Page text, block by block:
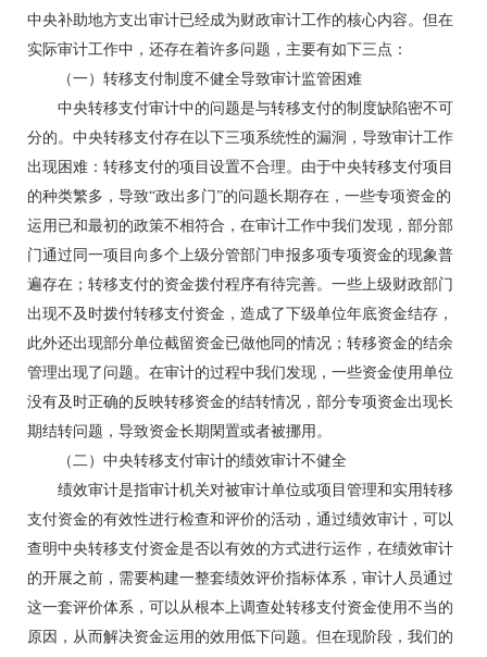
中央补助地方支出审计已经成为财政审计工作的核心内容。但在
实际审计工作中，还存在着许多问题，主要有如下三点：
（一）转移支付制度不健全导致审计监管困难
中央转移支付审计中的问题是与转移支付的制度缺陷密不可
分的。中央转移支付存在以下三项系统性的漏洞，导致审计工作
出现困难：转移支付的项目设置不合理。由于中央转移支付项目
的种类繁多，导致“政出多门”的问题长期存在，一些专项资金的
运用已和最初的政策不相符合，在审计工作中我们发现，部分部
门通过同一项目向多个上级分管部门申报多项专项资金的现象普
遍存在；转移支付的资金拨付程序有待完善。一些上级财政部门
出现不及时拨付转移支付资金，造成了下级单位年底资金结存，
此外还出现部分单位截留资金已做他同的情况；转移资金的结余
管理出现了问题。在审计的过程中我们发现，一些资金使用单位
没有及时正确的反映转移资金的结转情况，部分专项资金出现长
期结转问题，导致资金长期閑置或者被挪用。
（二）中央转移支付审计的绩效审计不健全
绩效审计是指审计机关对被审计单位或项目管理和实用转移
支付资金的有效性进行检查和评价的活动，通过绩效审计，可以
查明中央转移支付资金是否以有效的方式进行运作，在绩效审计
的开展之前，需要构建一整套绩效评价指标体系，审计人员通过
这一套评价体系，可以从根本上调查处转移支付资金使用不当的
原因，从而解决资金运用的效用低下问题。但在现阶段，我们的